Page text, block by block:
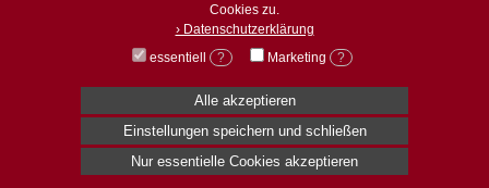
Cookies zu.
› Datenschutzerklärung
essentiell ? Marketing ?
Alle akzeptieren
Einstellungen speichern und schließen
Nur essentielle Cookies akzeptieren
80 | 627 | 139841